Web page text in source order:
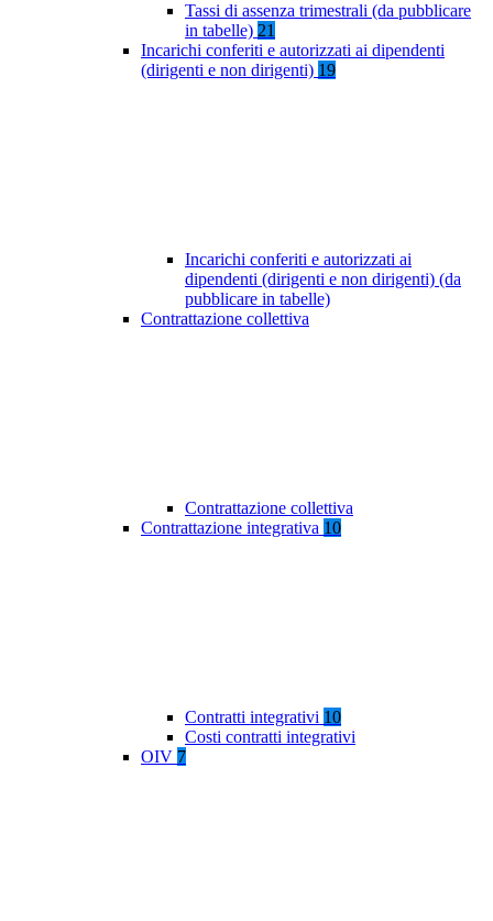
Tassi di assenza trimestrali (da pubblicare
in tabelle) 21
Incarichi conferiti e autorizzati ai dipendenti
(dirigenti e non dirigenti) 19
Incarichi conferiti e autorizzati ai
dipendenti (dirigenti e non dirigenti) (da
pubblicare in tabelle)
Contrattazione collettiva
Contrattazione collettiva
Contrattazione integrativa 10
Contratti integrativi 10
Costi contratti integrativi
OIV 7